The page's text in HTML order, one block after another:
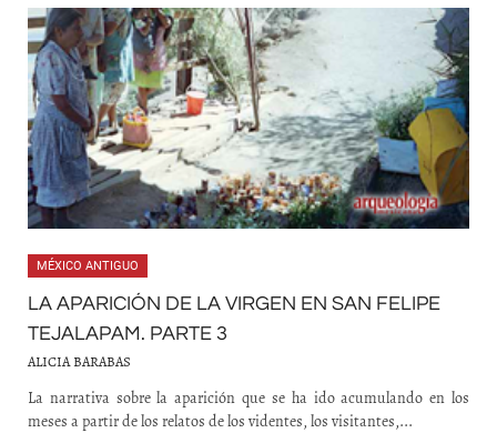
MÉXICO ANTIGUO
LA APARICIÓN DE LA VIRGEN EN SAN FELIPE
TEJALAPAM. PARTE 3
ALICIA BARABAS
La narrativa sobre la aparición que se ha ido acumulando en los
meses a partir de los relatos de los videntes, los visitantes,...